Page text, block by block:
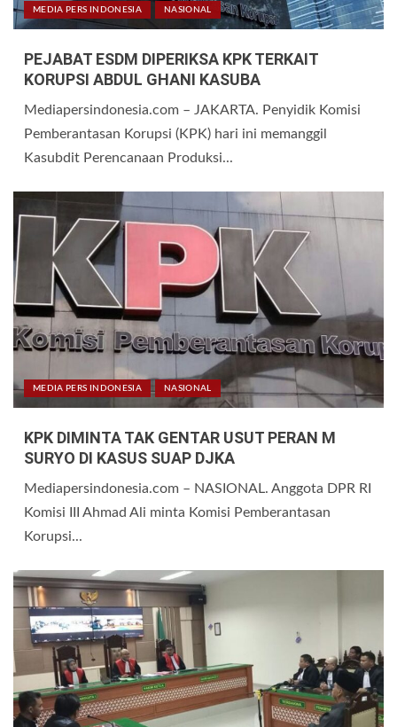
MEDIA PERS INDONESIA NASIONAL
PEJABAT ESDM DIPERIKSA KPK TERKAIT
KORUPSI ABDUL GHANI KASUBA
Mediapersindonesia.com – JAKARTA. Penyidik Komisi
Pemberantasan Korupsi (KPK) hari ini memanggil
Kasubdit Perencanaan Produksi...
MEDIA PERS INDONESIA NASIONAL
KPK DIMINTA TAK GENTAR USUT PERAN M
SURYO DI KASUS SUAP DJKA
Mediapersindonesia.com – NASIONAL. Anggota DPR RI
Komisi III Ahmad Ali minta Komisi Pemberantasan
Korupsi...